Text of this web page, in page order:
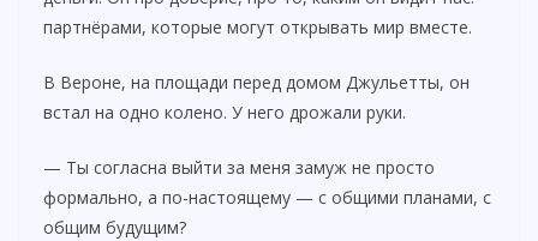
партнёрами, которые могут открывать мир вместе.
В Вероне, на площади перед домом Джульетты, он
встал на одно колено. У него дрожали руки.
— Ты согласна выйти за меня замуж не просто
формально, а по-настоящему — с общими планами, с
общим будущим?